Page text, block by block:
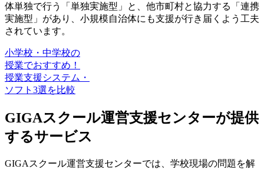
体単独で行う「単独実施型」と、他市町村と協力する「連携
実施型」があり、小規模自治体にも支援が行き届くよう工夫
されています。
小学校・中学校の
授業でおすすめ！
授業支援システム・
ソフト3選を比較
GIGAスクール運営支援センターが提供
するサービス
GIGAスクール運営支援センターでは、学校現場の問題を解